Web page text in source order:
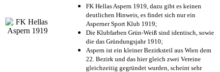
FK Hellas Aspern 1919, dazu gibt es keinen
deutlichen Hinweis, es findet sich nur ein
Asperner Sport Klub 1919;
Die Klubfarben Grün-Weiß sind identisch, sowie
die das Gründungsjahr 1910;
Aspern ist ein kleiner Bezirksteil aus Wien dem
22. Bezirk und das hier gleich zwei Vereine
gleichzeitig gegründet wurden, scheint sehr